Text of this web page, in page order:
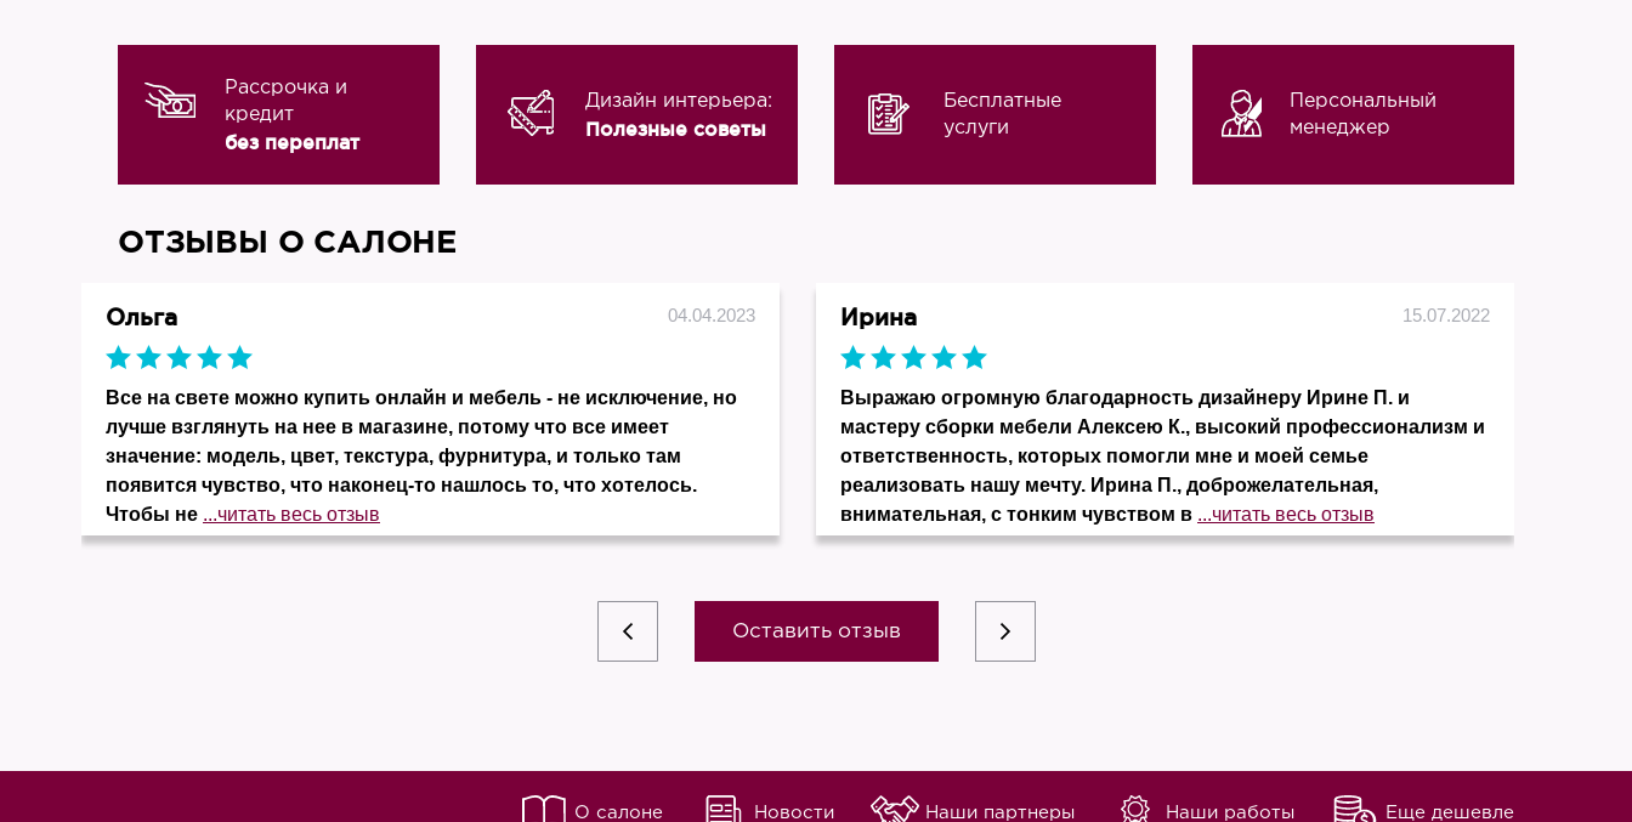
Рассрочка и
кредит
без переплат
Дизайн интерьера:
Полезные советы
Бесплатные
услуги
Персональный
менеджер
ОТЗЫВЫ О САЛОНЕ
Ольга 04.04.2023
Все на свете можно купить онлайн и мебель - не исключение, но
лучше взглянуть на нее в магазине, потому что все имеет
значение: модель, цвет, текстура, фурнитура, и только там
появится чувство, что наконец-то нашлось то, что хотелось.
Чтобы не ...читать весь отзыв
Ирина 15.07.2022
Выражаю огромную благодарность дизайнеру Ирине П. и
мастеру сборки мебели Алексею К., высокий профессионализм и
ответственность, которых помогли мне и моей семье
реализовать нашу мечту. Ирина П., доброжелательная,
внимательная, с тонким чувством в ...читать весь отзыв
Оставить отзыв
О салоне Новости Наши партнеры Наши работы Еще дешевле